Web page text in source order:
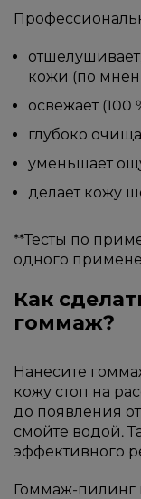
кожи (по
освежает (100
глубоко
уменьшает
делает кожу
**Тесты по
одного
Как
гоммаж?
Нанесите
кожу стоп на
до появления
смойте водой.
эффективного
Гоммаж-пилинг